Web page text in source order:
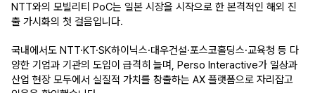
NTT와의 모빌리티 PoC는 일본 시장을 시작으로 한 본격적인 해외 진
출 가시화의 첫 걸음입니다.
국내에서도 NTT·KT·SK하이닉스·대우건설·포스코홀딩스·교육청 등 다
양한 기업과 기관의 도입이 급격히 늘며, Perso Interactive가 일상과
산업 현장 모두에서 실질적 가치를 창출하는 AX 플랫폼으로 자리잡고